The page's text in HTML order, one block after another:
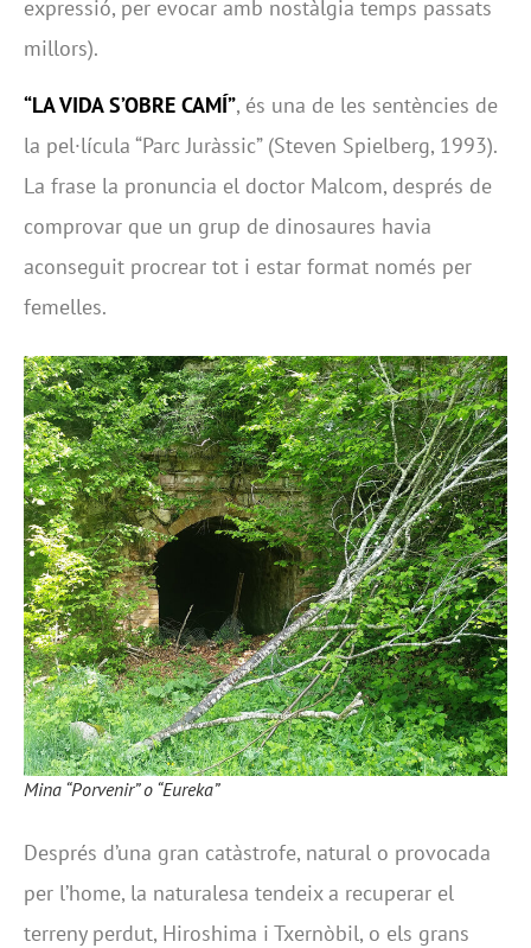
expressió, per evocar amb nostàlgia temps passats
millors).
“LA VIDA S’OBRE CAMÍ”, és una de les sentències de
la pel·lícula “Parc Juràssic” (Steven Spielberg, 1993).
La frase la pronuncia el doctor Malcom, després de
comprovar que un grup de dinosaures havia
aconseguit procrear tot i estar format només per
femelles.
Mina “Porvenir” o “Eureka”
Després d’una gran catàstrofe, natural o provocada
per l’home, la naturalesa tendeix a recuperar el
terreny perdut, Hiroshima i Txernòbil, o els grans